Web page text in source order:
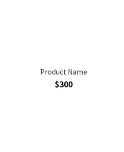
Product Name
$300